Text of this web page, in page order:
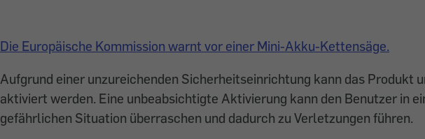
Die Europäische Kommission warnt vor einer Mini-Akku-Kettensäge.
Aufgrund einer unzureichenden Sicherheitseinrichtung kann das Produkt
aktiviert werden. Eine unbeabsichtigte Aktivierung kann den Benutzer in
gefährlichen Situation überraschen und dadurch zu Verletzungen führen.